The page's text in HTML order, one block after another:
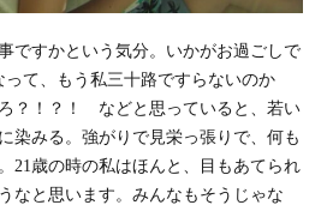
ですかという気分。いかがお過ごしで
て、もう私三十路ですらないのか
？！？！ などと思っていると、若い
染みる。強がりで見栄っ張りで、何も
21歳の時の私はほんと、目もあてられ
なと思います。みんなもそうじゃな